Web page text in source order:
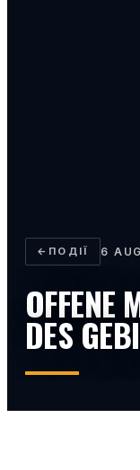
← ПОДІЇ 6
OFFENE
DES